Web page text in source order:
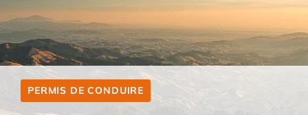
PERMIS DE CONDUIRE